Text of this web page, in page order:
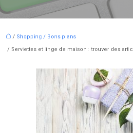
/ Shopping / Bons plans
/ Serviettes et linge de maison : trouver des